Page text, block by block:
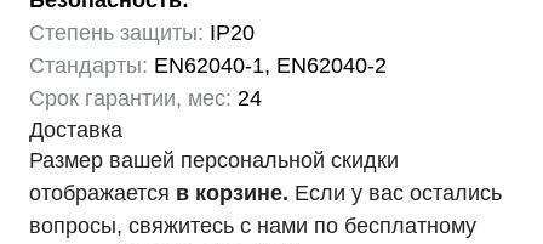
Степень защиты: IP20
Стандарты: EN62040-1, EN62040-2
Срок гарантии, мес: 24
Доставка
Размер вашей персональной скидки
отображается в корзине. Если у вас остались
вопросы, свяжитесь с нами по бесплатному